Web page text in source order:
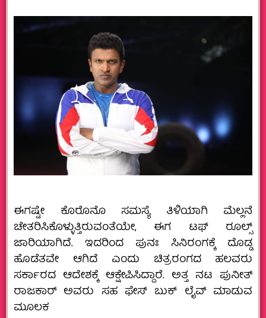
ಈಗಷ್ಟೇ ಕೊರೊನೊ ಸಮಸ್ಯೆ ತಿಳಿಯಾಗಿ ಮೆಲ್ಲನೆ
ಚೇತರಿಸಿಕೊಳ್ಳುತ್ತಿರುವಂತೆಯೇ, ಈಗ ಟಫ್ ರೂಲ್ಸ್
ಜಾರಿಯಾಗಿದೆ. ಇದರಿಂದ ಪುನಃ ಸಿನಿರಂಗಕ್ಕೆ ದೊಡ್ಡ
ಹೊಡೆತವೇ ಆಗಿದೆ ಎಂದು ಚಿತ್ರರಂಗದ ಹಲವರು
ಸರ್ಕಾರದ ಆದೇಶಕ್ಕೆ ಆಕ್ಷೇಪಿಸಿದ್ದಾರೆ. ಅತ್ತ ನಟ ಪುನೀತ್
ರಾಜಕಾರ್ ಅವರು ಸಹ ಫೇಸ್ ಬುಕ್ ಲೈವ್ ಮಾಡುವ
ಮೂಲಕ